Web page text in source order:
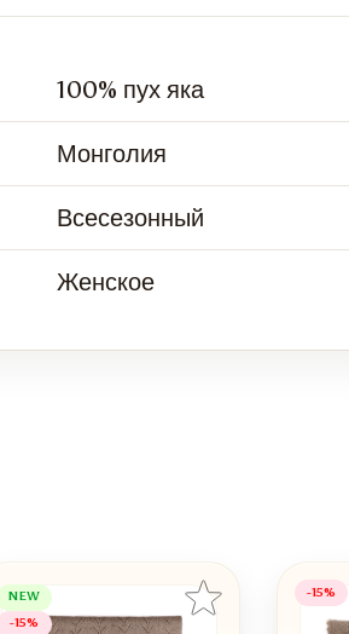
100% пух яка
Монголия
Всесезонный
Женское
NEW
-15%
-15%